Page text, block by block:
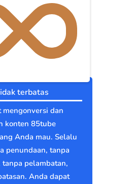
terbatas
mengonversi dan
konten 85tube
Anda mau. Selalu
penundaan, tanpa
pelambatan,
Anda dapat